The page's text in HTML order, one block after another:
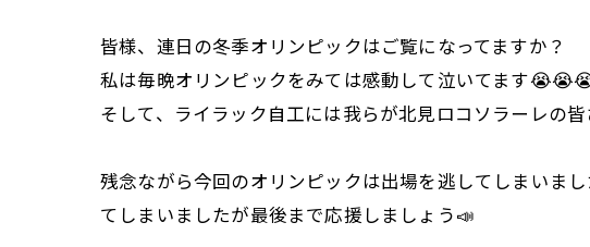
皆様、連日の冬季オリンピックはご覧になってますか？
私は毎晩オリンピックをみては感動して泣いてます
そして、ライラック自工には我らが北見ロコソラーレの
残念ながら今回のオリンピックは出場を逃してしまいま
てしまいましたが最後まで応援しましょう📣